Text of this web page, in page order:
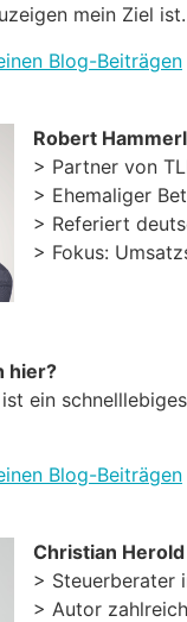
mein Ziel
Blog-Beiträgen
Robert Hammerl
> Partner von
> Ehemaliger
> Referiert
> Fokus:
hier?
ein
Blog-Beiträgen
Christian Herold
> Steuerberater
> Autor